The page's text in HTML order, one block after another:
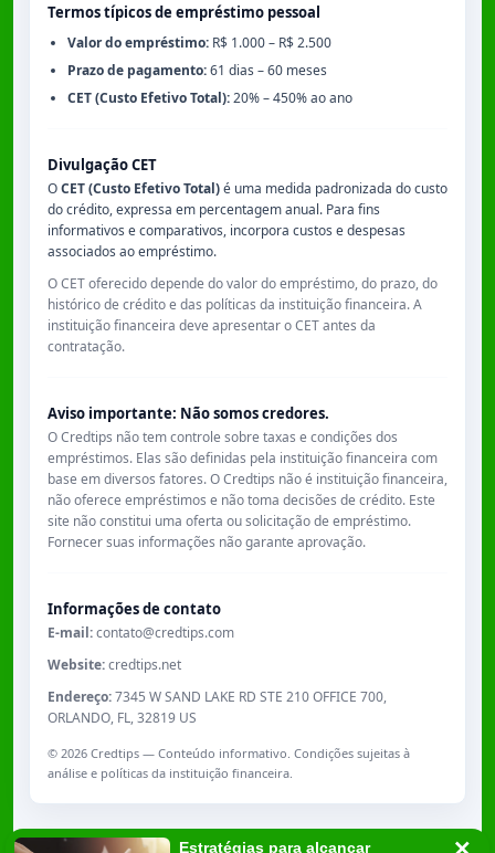
Estratégias para alcançar
Termos típicos de empréstimo pessoal
Valor do empréstimo: R$ 1.000 – R$ 2.500
Prazo de pagamento:61 dias – 60 meses
CET (Custo Efetivo Total):20% – 450% ao ano
Divulgação CET
OCET (Custo Efetivo Total)é uma medida padronizada do custo
do crédito, expressa em percentagem anual. Para fins
informativos e comparativos, incorpora custos e despesas
associados ao empréstimo.
O CET oferecido depende do valor do empréstimo, do prazo, do
histórico de crédito e das políticas da instituição financeira. A
instituição financeira deve apresentar o CET antes da
contratação.
Aviso importante: Não somos credores.
O Credtips não tem controle sobre taxas e condições dos
empréstimos. Elas são definidas pela instituição financeira com
base em diversos fatores. O Credtips não é instituição financeira,
não oferece empréstimos e não toma decisões de crédito. Este
site não constitui uma oferta ou solicitação de empréstimo.
Fornecer suas informações não garante aprovação.
Informações de contato
E-mail:contato@credtips.com
Website:credtips.net
Endereço:7345 W SAND LAKE RD STE 210 OFFICE 700,
ORLANDO, FL, 32819 US
© 2026 Credtips — Conteúdo informativo. Condições sujeitas à
análise e políticas da instituição financeira.